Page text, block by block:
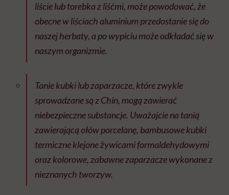
liście lub torebka z liśćmi, może powodować, że
obecne w liściach aluminium przedostanie się do
naszej herbaty, a po wypiciu może odkładać się w
naszym organizmie.
Tanie kubki lub zaparzacze, które zwykle
sprowadzane są z Chin, mogą zawierać
niebezpieczne substancje. Uważajcie na tanią
zawierającą ołów porcelanę, bambusowe kubki
termiczne klejone żywicami formaldehydowymi
oraz kolorowe, zabawne zaparzacze wykonane z
nieznanych tworzyw.